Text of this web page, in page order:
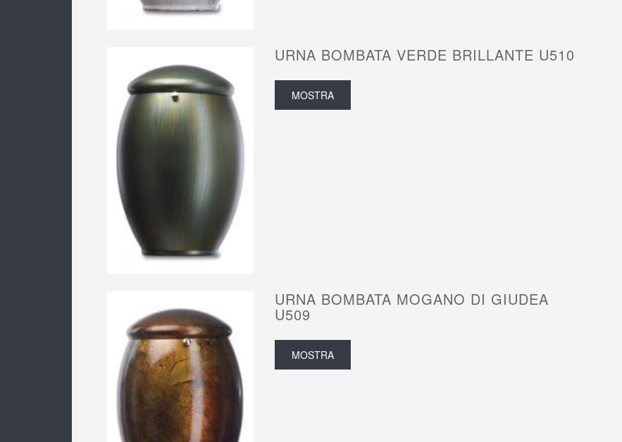
URNA BOMBATA VERDE BRILLANTE U510
MOSTRA
URNA BOMBATA MOGANO DI GIUDEA
U509
MOSTRA